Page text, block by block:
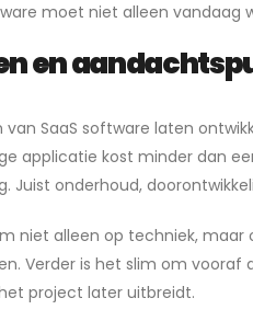
moet niet alleen vandaag
en
van SaaS software laten
applicatie kost minder dan
Juist onderhoud,
niet alleen op techniek,
Verder is het slim om
project later uitbreidt.